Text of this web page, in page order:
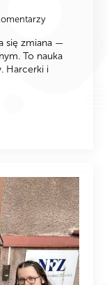
się zmiana —
To nauka
Harcerki i